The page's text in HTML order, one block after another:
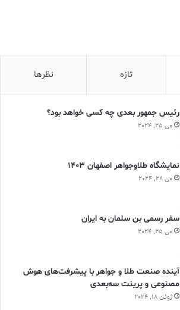
تازه نظرها
رئیس جمهور بعدی چه کسی خواهد بود؟
می 25, 2024
نمایشگاه طلاوجواهر اصفهان 1403
می 28, 2024
سفر رسمی بن سلمان به ایران
می 25, 2024
آینده صنعت طلا و جواهر با پیشرفت‌های هوش
مصنوعی و پرینت سه‌بعدی
ژوئن 18, 2024